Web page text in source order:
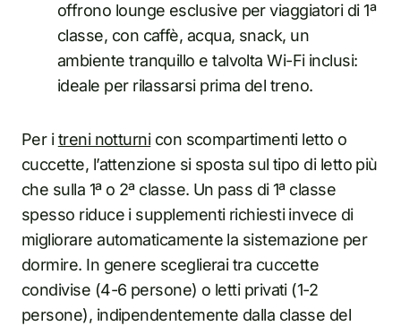
offrono lounge esclusive per viaggiatori di 1ª
classe, con caffè, acqua, snack, un
ambiente tranquillo e talvolta Wi-Fi inclusi:
ideale per rilassarsi prima del treno.
Per itreni notturnicon scompartimenti letto o
cuccette, l’attenzione si sposta sul tipo di letto più
che sulla 1ª o 2ª classe. Un pass di 1ª classe
spesso riduce i supplementi richiesti invece di
migliorare automaticamente la sistemazione per
dormire. In genere sceglierai tra cuccette
condivise (4-6 persone) o letti privati (1-2
persone), indipendentemente dalla classe del